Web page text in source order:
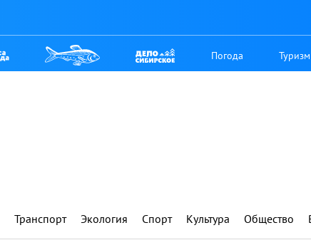
Погода Туризм
Транспорт Экология Спорт Культура Общество